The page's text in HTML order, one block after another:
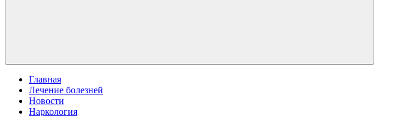
Меню
Главная
Лечение болезней
Новости
Наркология